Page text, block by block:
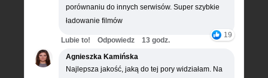
porównaniu do innych serwisów. Super szybkie
ładowanie filmów
19
Lubie to! Odpowiedz
13 godz.
Agnieszka Kamińska
Najlepsza jakość, jaką do tej pory widziałam. Na